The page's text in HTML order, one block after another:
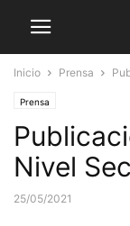
Inicio Prensa
Prensa
Nivel
25/05/2021